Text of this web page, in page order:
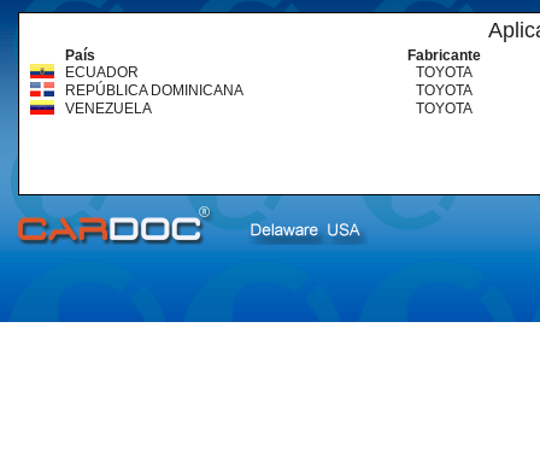
País
Fabricante
ECUADOR
TOYOTA
REPÚBLICA DOMINICANA
TOYOTA
VENEZUELA
TOYOTA